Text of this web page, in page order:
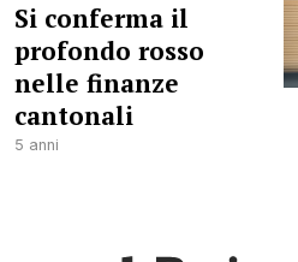
Si conferma il
profondo rosso
nelle finanze
cantonali
5 anni